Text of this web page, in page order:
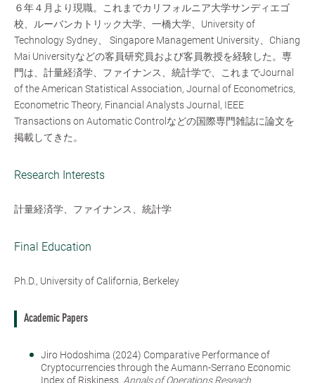
６年４月より現職。これまでカリフォルニア大学サンディエゴ
校、ルーバンカトリック大学、一橋大学、University of
Technology Sydney、 Singapore Management University、Chiang
Mai Universityなどの客員研究員および客員教授を経験した。専
門は、計量経済学、ファイナンス、統計学で、これまでJournal
of the American Statistical Association, Journal of Econometrics,
Econometric Theory, Financial Analysts Journal, IEEE
Transactions on Automatic Controlなどの国際専門雑誌に論文を
掲載してきた。
Research Interests
計量経済学、ファイナンス、統計学
Final Education
Ph.D., University of California, Berkeley
Academic Papers
Jiro Hodoshima (2024) Comparative Performance of
Cryptocurrencies through the Aumann-Serrano Economic
Index of Riskiness. Annals of Operations Reseach